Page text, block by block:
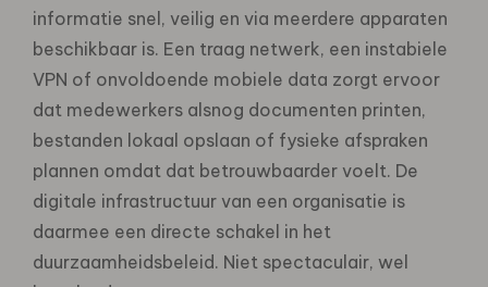
informatie snel, veilig en via meerdere apparaten
beschikbaar is. Een traag netwerk, een instabiele
VPN of onvoldoende mobiele data zorgt ervoor
dat medewerkers alsnog documenten printen,
bestanden lokaal opslaan of fysieke afspraken
plannen omdat dat betrouwbaarder voelt. De
digitale infrastructuur van een organisatie is
daarmee een directe schakel in het
duurzaamheidsbeleid. Niet spectaculair, wel